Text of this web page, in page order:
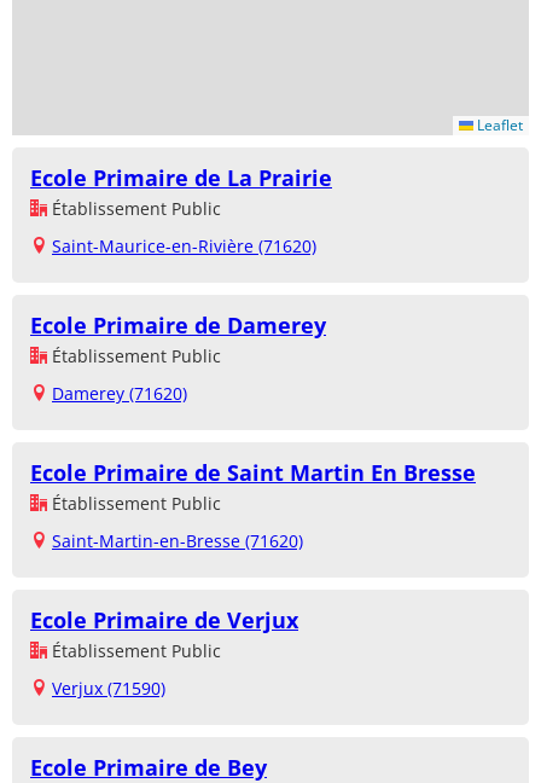
Leaflet
Ecole Primaire de La Prairie
Établissement Public
Saint-Maurice-en-Rivière (71620)
Ecole Primaire de Damerey
Établissement Public
Damerey (71620)
Ecole Primaire de Saint Martin En Bresse
Établissement Public
Saint-Martin-en-Bresse (71620)
Ecole Primaire de Verjux
Établissement Public
Verjux (71590)
Ecole Primaire de Bey